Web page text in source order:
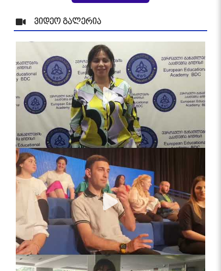
ვიდეო გალერია